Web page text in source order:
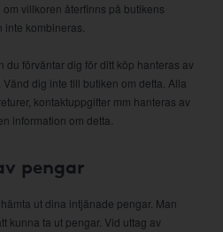
villkoren återfinns på butikens
kombineras.
du förväntar dig för ditt köp hanteras av
dig inte till butiken om detta. Alla
kontaktuppgifter mm hanteras av
information om detta.
pengar
ut dina intjänade pengar. Man
kunna ta ut pengar. Vid uttag av